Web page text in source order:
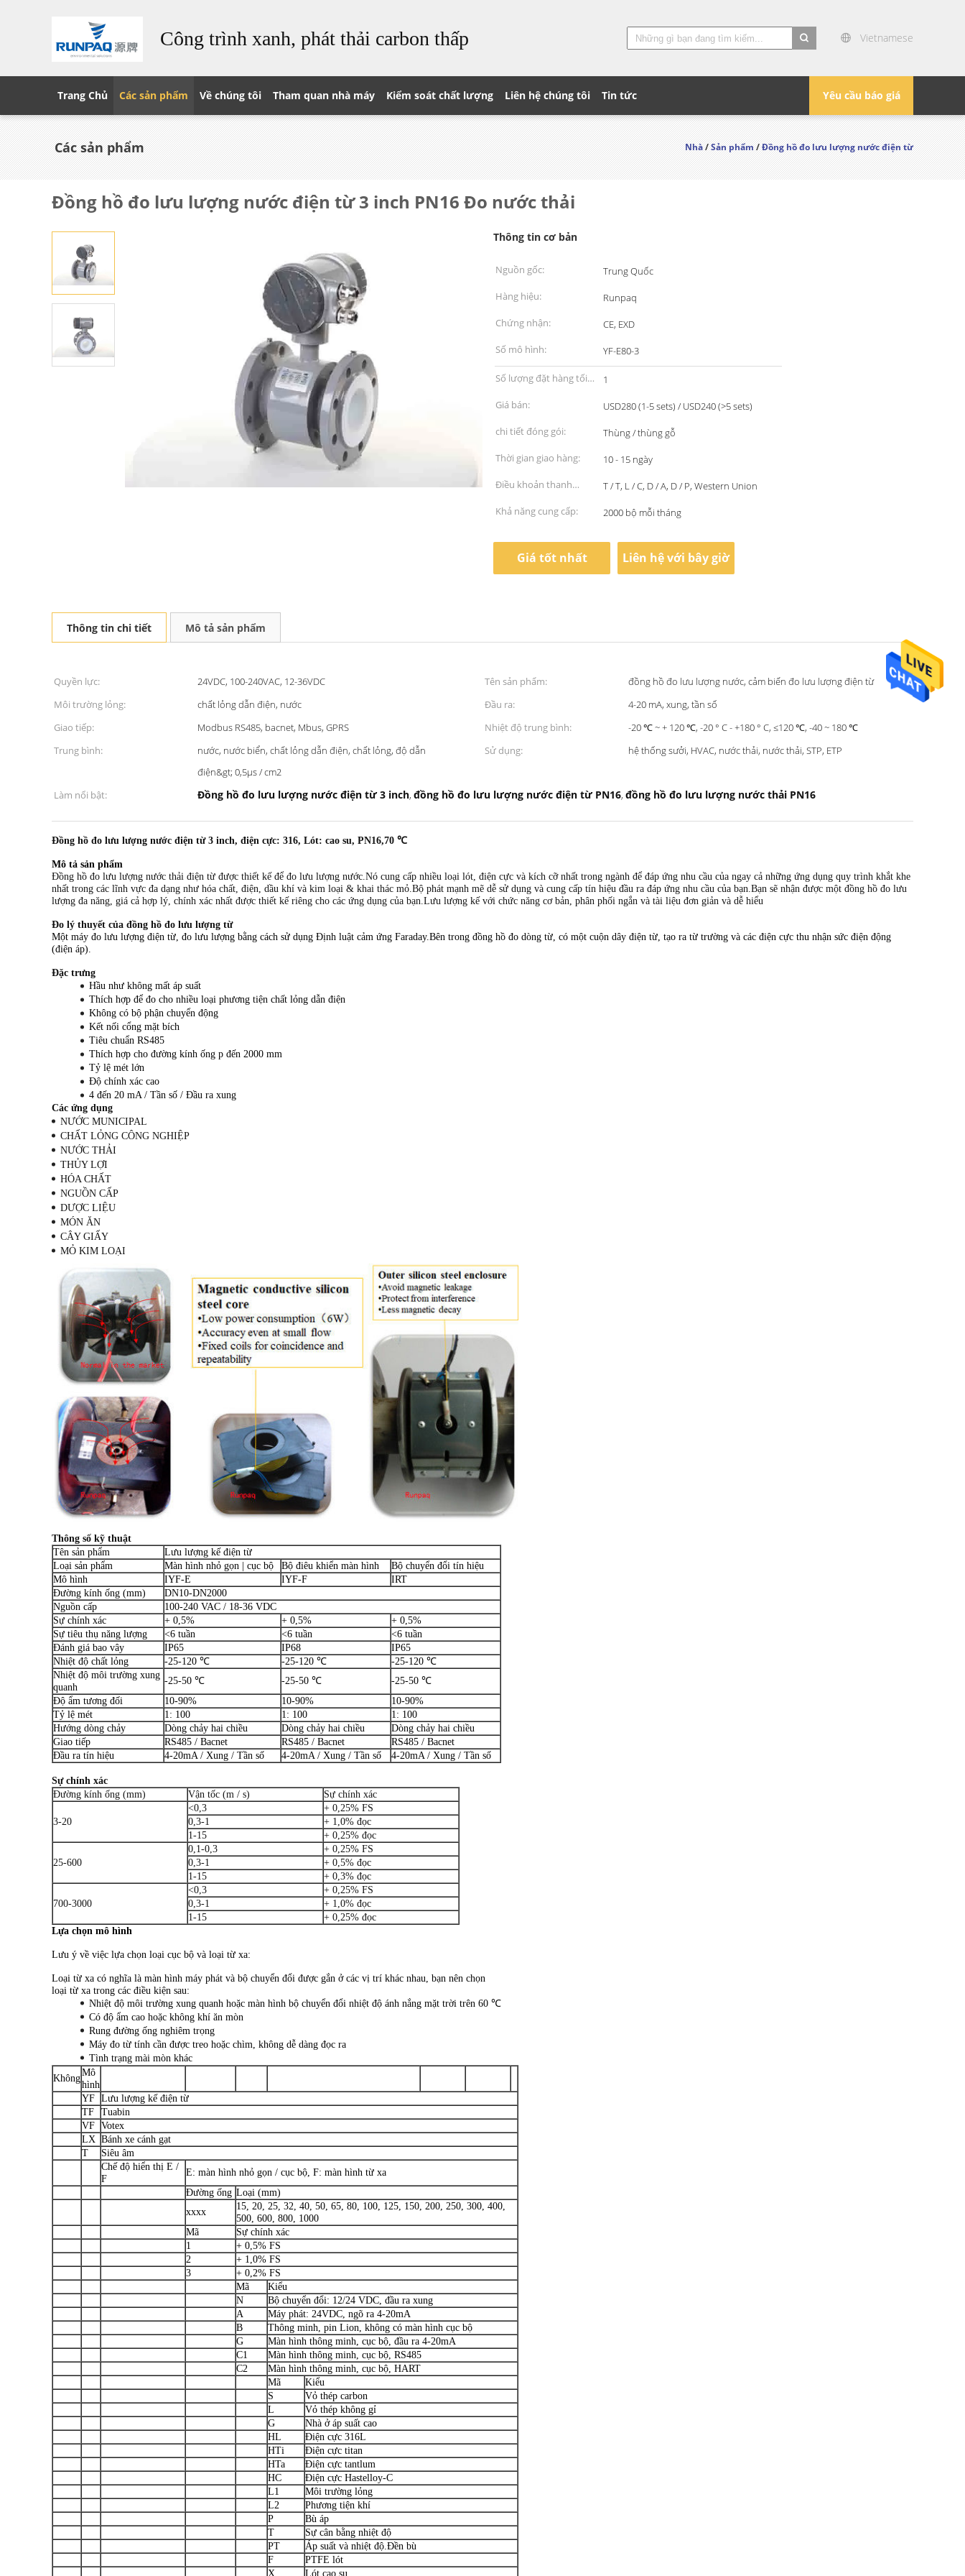
Công trình xanh, phát thải carbon thấp Vietnamese
Yêu cầu báo giá
Trang Chủ Các sản phẩm Về chúng tôi Tham quan nhà máy Kiểm soát chất lượng Liên hệ chúng tôi Tin tức
Các sản phẩm Nhà/Sản phẩm/Đồng hồ đo lưu lượng nước điện từ
Đồng hồ đo lưu lượng nước điện từ 3 inch PN16 Đo nước thải
Thông tin cơ bản
Nguồn gốc:
Trung Quốc
Hàng hiệu:
Runpaq
Chứng nhận:
CE, EXD
Số mô hình:
YF-E80-3
Số lượng đặt hàng tối
thiểu:
1
Giá bán:
USD280 (1-5 sets) / USD240 (>5 sets)
chi tiết đóng gói:
Thùng / thùng gỗ
Thời gian giao hàng:
10 - 15 ngày
Điều khoản thanh
toán:
T / T, L / C, D / A, D / P, Western Union
Khả năng cung cấp:
2000 bộ mỗi tháng
Giá tốt nhất Liên hệ với bây giờ
Thông tin chi tiết Mô tả sản phẩm
Quyền lực: 24VDC, 100-240VAC, 12-36VDC Tên sản phẩm:
đồng hồ đo lưu lượng nước, cảm biến đo lưu lượng điện từ
Môi trường lỏng:
chất lỏng dẫn điện, nước Đầu ra:
4-20 mA, xung, tần số
Giao tiếp:
Modbus RS485, bacnet, Mbus, GPRS Nhiệt độ trung bình:
-20 ℃ ~ + 120 ℃, -20 ° C - +180 ° C, ≤120 ℃, -40 ~ 180 ℃
Trung bình:
nước, nước biển, chất lỏng dẫn điện, chất lỏng, độ dẫn
điện&gt; 0,5μs / cm2
Sử dụng: hệ thống sưởi, HVAC, nước thải, nước thải, STP, ETP
Làm nổi bật: Đồng hồ đo lưu lượng nước điện từ 3 inch, đồng hồ đo lưu lượng nước điện từ PN16, đồng hồ đo lưu lượng nước thải PN16
Đồng hồ đo lưu lượng nước điện từ 3 inch, điện cực: 316, Lót: cao su, PN16,70 ℃
Mô tả sản phẩm
Đồng hồ đo lưu lượng nước thải điện từ được thiết kế để đo lưu lượng nước.Nó cung cấp nhiều loại lót, điện cực và kích cỡ nhất trong ngành để đáp ứng nhu cầu của ngay cả những ứng dụng quy trình khắt khe
nhất trong các lĩnh vực đa dạng như hóa chất, điện, dầu khí và kim loại & khai thác mỏ.Bộ phát mạnh mẽ dễ sử dụng và cung cấp tín hiệu đầu ra đáp ứng nhu cầu của bạn.Bạn sẽ nhận được một đồng hồ đo lưu
lượng đa năng, giá cả hợp lý, chính xác nhất được thiết kế riêng cho các ứng dụng của bạn.Lưu lượng kế với chức năng cơ bản, phân phối ngắn và tài liệu đơn giản và dễ hiểu
Đo lý thuyết của đồng hồ đo lưu lượng từ
Một máy đo lưu lượng điện từ, đo lưu lượng bằng cách sử dụng Định luật cảm ứng Faraday.Bên trong đồng hồ đo dòng từ, có một cuộn dây điện từ, tạo ra từ trường và các điện cực thu nhận sức điện động
(điện áp).
Đặc trưng
Hầu như không mất áp suất
Thích hợp để đo cho nhiều loại phương tiện chất lỏng dẫn điện
Không có bộ phận chuyển động
Kết nối cổng mặt bích
Tiêu chuẩn RS485
Thích hợp cho đường kính ống p đến 2000 mm
Tỷ lệ mét lớn
Độ chính xác cao
4 đến 20 mA / Tần số / Đầu ra xung
Các ứng dụng
NƯỚC MUNICIPAL
CHẤT LỎNG CÔNG NGHIỆP
NƯỚC THẢI
THỦY LỢI
HÓA CHẤT
NGUỒN CẤP
DƯỢC LIỆU
MÓN ĂN
CÂY GIẤY
MỎ KIM LOẠI
Thông số kỹ thuật
Tên sản phẩm
Lưu lượng kế điện từ
Loại sản phẩm
Màn hình nhỏ gọn | cục bộ Bộ điêu khiển màn hình
Bộ chuyển đổi tín hiệu
Mô hình
IYF-E IYF-F
IRT
Đường kính ống (mm)
DN10-DN2000
Nguồn cấp
100-240 VAC / 18-36 VDC
Sự chính xác
+ 0,5% + 0,5%
+ 0,5%
Sự tiêu thụ năng lượng
<6 tuần <6 tuần
<6 tuần
Đánh giá bao vây
IP65 IP68
IP65
Nhiệt độ chất lỏng
-25-120 ℃ -25-120 ℃
-25-120 ℃
Nhiệt độ môi trường xung
quanh
-25-50 ℃ -25-50 ℃
-25-50 ℃
Độ ẩm tương đối
10-90% 10-90%
10-90%
Tỷ lệ mét
1: 100 1: 100
1: 100
Hướng dòng chảy
Dòng chảy hai chiều Dòng chảy hai chiều
Dòng chảy hai chiều
Giao tiếp
RS485 / Bacnet RS485 / Bacnet
RS485 / Bacnet
Đầu ra tín hiệu
4-20mA / Xung / Tần số 4-20mA / Xung / Tần số 4-20mA / Xung / Tần số
Sự chính xác
Đường kính ống (mm)
Vận tốc (m / s) Sự chính xác
3-20
<0,3
+ 0,25% FS
0,3-1
+ 1,0% đọc
1-15
+ 0,25% đọc
25-600
0,1-0,3
+ 0,25% FS
0,3-1
+ 0,5% đọc
1-15
+ 0,3% đọc
700-3000
<0,3
+ 0,25% FS
0,3-1
+ 1,0% đọc
1-15
+ 0,25% đọc
Lựa chọn mô hình
Lưu ý về việc lựa chọn loại cục bộ và loại từ xa:
Loại từ xa có nghĩa là màn hình máy phát và bộ chuyển đổi được gắn ở các vị trí khác nhau, bạn nên chọn
loại từ xa trong các điều kiện sau:
Nhiệt độ môi trường xung quanh hoặc màn hình bộ chuyển đổi nhiệt độ ánh nắng mặt trời trên 60 ℃
Có độ ẩm cao hoặc không khí ăn mòn
Rung đường ống nghiêm trọng
Máy đo từ tính cần được treo hoặc chìm, không dễ dàng đọc ra
Tình trạng mài mòn khác
Không
Mô
hình
YF Lưu lượng kế điện từ
TF
Tuabin
VF Votex
LX Bánh xe cánh gạt
T
Siêu âm
Chế độ hiển thị E /
F
E: màn hình nhỏ gọn / cục bộ, F: màn hình từ xa
Đường ống Loại (mm)
xxxx
15, 20, 25, 32, 40, 50, 65, 80, 100, 125, 150, 200, 250, 300, 400,
500, 600, 800, 1000
Mã
Sự chính xác
1
+ 0,5% FS
2
+ 1,0% FS
3
+ 0,2% FS
Mã
Kiểu
N
Bộ chuyển đổi: 12/24 VDC, đầu ra xung
A
Máy phát: 24VDC, ngõ ra 4-20mA
B
Thông minh, pin Lion, không có màn hình cục bộ
G
Màn hình thông minh, cục bộ, đầu ra 4-20mA
C1
Màn hình thông minh, cục bộ, RS485
C2
Màn hình thông minh, cục bộ, HART
Mã
Kiểu
S
Vỏ thép carbon
L
Vỏ thép không gỉ
G
Nhà ở áp suất cao
HL
Điện cực 316L
HTi
Điện cực titan
HTa
Điện cực tantlum
HC
Điện cực Hastelloy-C
L1
Môi trường lỏng
L2
Phương tiện khí
P
Bù áp
T
Sự cân bằng nhiệt độ
PT
Áp suất và nhiệt độ.Đền bù
F
PTFE lót
X
Lót cao su